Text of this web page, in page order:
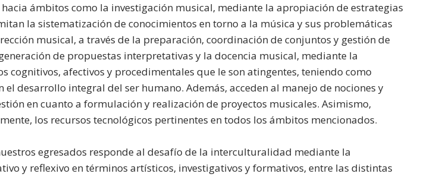
ámbitos como la investigación musical, mediante la apropiación de estrategias
la sistematización de conocimientos en torno a la música y sus problemáticas
musical, a través de la preparación, coordinación de conjuntos y gestión de
de propuestas interpretativas y la docencia musical, mediante la
cognitivos, afectivos y procedimentales que le son atingentes, teniendo como
desarrollo integral del ser humano. Además, acceden al manejo de nociones y
en cuanto a formulación y realización de proyectos musicales. Asimismo,
los recursos tecnológicos pertinentes en todos los ámbitos mencionados.
egresados responde al desafío de la interculturalidad mediante la
y reflexivo en términos artísticos, investigativos y formativos, entre las distintas